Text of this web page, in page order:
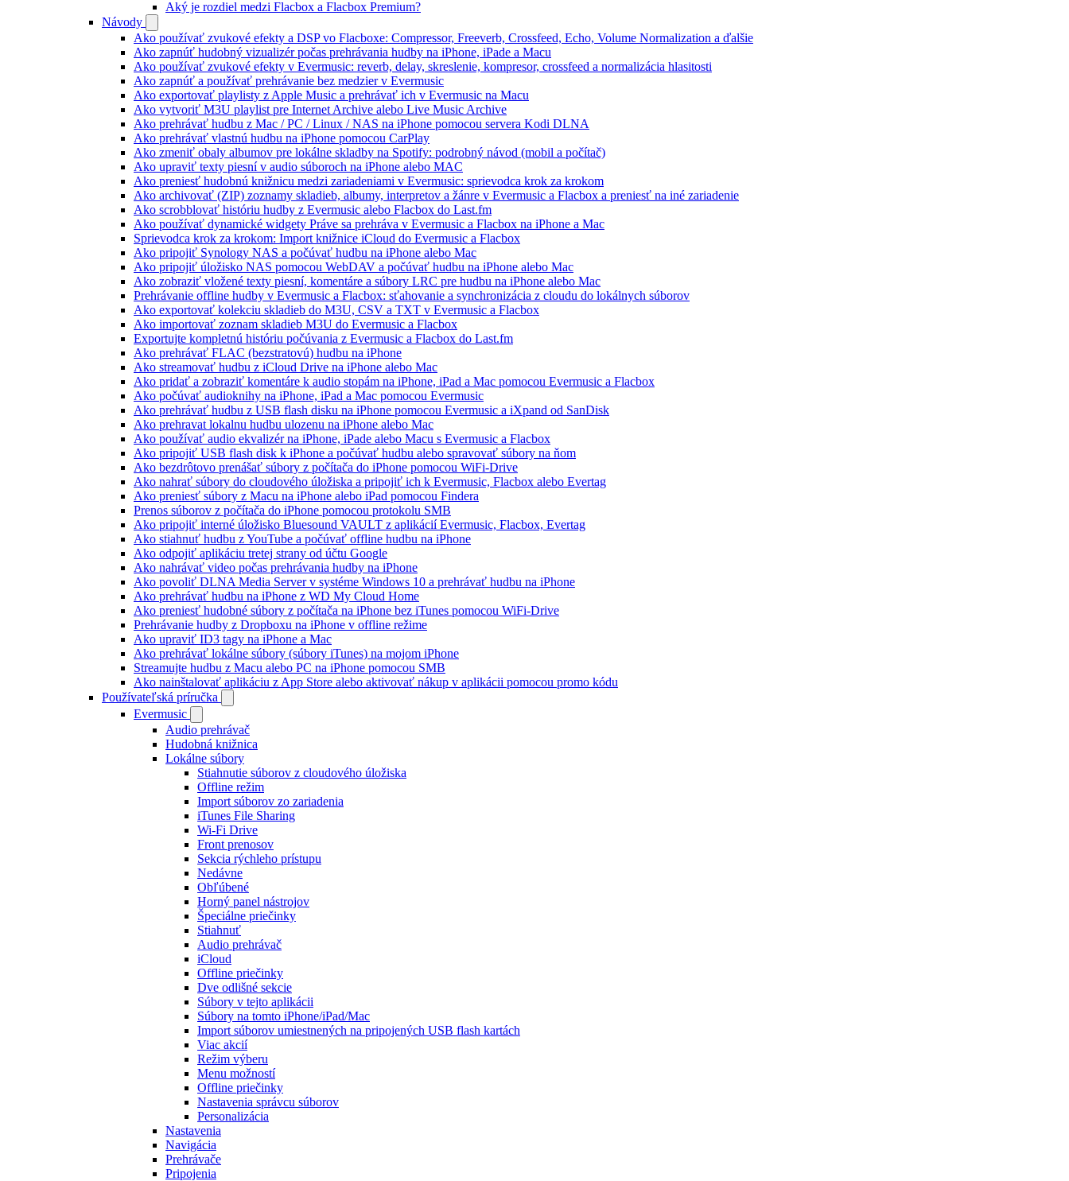
Aký je rozdiel medzi Flacbox a Flacbox Premium?
Návody
Ako používať zvukové efekty a DSP vo Flacboxe: Compressor, Freeverb, Crossfeed, Echo, Volume Normalization a ďalšie
Ako zapnúť hudobný vizualizér počas prehrávania hudby na iPhone, iPade a Macu
Ako používať zvukové efekty v Evermusic: reverb, delay, skreslenie, kompresor, crossfeed a normalizácia hlasitosti
Ako zapnúť a používať prehrávanie bez medzier v Evermusic
Ako exportovať playlisty z Apple Music a prehrávať ich v Evermusic na Macu
Ako vytvoriť M3U playlist pre Internet Archive alebo Live Music Archive
Ako prehrávať hudbu z Mac / PC / Linux / NAS na iPhone pomocou servera Kodi DLNA
Ako prehrávať vlastnú hudbu na iPhone pomocou CarPlay
Ako zmeniť obaly albumov pre lokálne skladby na Spotify: podrobný návod (mobil a počítač)
Ako upraviť texty piesní v audio súboroch na iPhone alebo MAC
Ako preniesť hudobnú knižnicu medzi zariadeniami v Evermusic: sprievodca krok za krokom
Ako archivovať (ZIP) zoznamy skladieb, albumy, interpretov a žánre v Evermusic a Flacbox a preniesť na iné zariadenie
Ako scrobblovať históriu hudby z Evermusic alebo Flacbox do Last.fm
Ako používať dynamické widgety Práve sa prehráva v Evermusic a Flacbox na iPhone a Mac
Sprievodca krok za krokom: Import knižnice iCloud do Evermusic a Flacbox
Ako pripojiť Synology NAS a počúvať hudbu na iPhone alebo Mac
Ako pripojiť úložisko NAS pomocou WebDAV a počúvať hudbu na iPhone alebo Mac
Ako zobraziť vložené texty piesní, komentáre a súbory LRC pre hudbu na iPhone alebo Mac
Prehrávanie offline hudby v Evermusic a Flacbox: sťahovanie a synchronizácia z cloudu do lokálnych súborov
Ako exportovať kolekciu skladieb do M3U, CSV a TXT v Evermusic a Flacbox
Ako importovať zoznam skladieb M3U do Evermusic a Flacbox
Exportujte kompletnú históriu počúvania z Evermusic a Flacbox do Last.fm
Ako prehrávať FLAC (bezstratovú) hudbu na iPhone
Ako streamovať hudbu z iCloud Drive na iPhone alebo Mac
Ako pridať a zobraziť komentáre k audio stopám na iPhone, iPad a Mac pomocou Evermusic a Flacbox
Ako počúvať audioknihy na iPhone, iPad a Mac pomocou Evermusic
Ako prehrávať hudbu z USB flash disku na iPhone pomocou Evermusic a iXpand od SanDisk
Ako prehravat lokalnu hudbu ulozenu na iPhone alebo Mac
Ako používať audio ekvalizér na iPhone, iPade alebo Macu s Evermusic a Flacbox
Ako pripojiť USB flash disk k iPhone a počúvať hudbu alebo spravovať súbory na ňom
Ako bezdrôtovo prenášať súbory z počítača do iPhone pomocou WiFi-Drive
Ako nahrať súbory do cloudového úložiska a pripojiť ich k Evermusic, Flacbox alebo Evertag
Ako preniesť súbory z Macu na iPhone alebo iPad pomocou Findera
Prenos súborov z počítača do iPhone pomocou protokolu SMB
Ako pripojiť interné úložisko Bluesound VAULT z aplikácií Evermusic, Flacbox, Evertag
Ako stiahnuť hudbu z YouTube a počúvať offline hudbu na iPhone
Ako odpojiť aplikáciu tretej strany od účtu Google
Ako nahrávať video počas prehrávania hudby na iPhone
Ako povoliť DLNA Media Server v systéme Windows 10 a prehrávať hudbu na iPhone
Ako prehrávať hudbu na iPhone z WD My Cloud Home
Ako preniesť hudobné súbory z počítača na iPhone bez iTunes pomocou WiFi-Drive
Prehrávanie hudby z Dropboxu na iPhone v offline režime
Ako upraviť ID3 tagy na iPhone a Mac
Ako prehrávať lokálne súbory (súbory iTunes) na mojom iPhone
Streamujte hudbu z Macu alebo PC na iPhone pomocou SMB
Ako nainštalovať aplikáciu z App Store alebo aktivovať nákup v aplikácii pomocou promo kódu
Používateľská príručka
Evermusic
Audio prehrávač
Hudobná knižnica
Lokálne súbory
Stiahnutie súborov z cloudového úložiska
Offline režim
Import súborov zo zariadenia
iTunes File Sharing
Wi-Fi Drive
Front prenosov
Sekcia rýchleho prístupu
Nedávne
Obľúbené
Horný panel nástrojov
Špeciálne priečinky
Stiahnuť
Audio prehrávač
iCloud
Offline priečinky
Dve odlišné sekcie
Súbory v tejto aplikácii
Súbory na tomto iPhone/iPad/Mac
Import súborov umiestnených na pripojených USB flash kartách
Viac akcií
Režim výberu
Menu možností
Offline priečinky
Nastavenia správcu súborov
Personalizácia
Nastavenia
Navigácia
Prehrávače
Pripojenia